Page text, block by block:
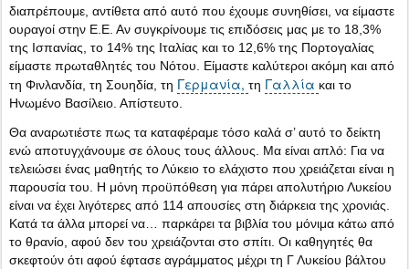
διαπρέπουμε, αντίθετα από αυτό που έχουμε συνηθίσει, να είμαστε
ουραγοί στην Ε.Ε. Αν συγκρίνουμε τις επιδόσεις μας με το 18,3%
της Ισπανίας, το 14% της Ιταλίας και το 12,6% της Πορτογαλίας
είμαστε πρωταθλητές του Νότου. Είμαστε καλύτεροι ακόμη και από
τη Φινλανδία, τη Σουηδία, τη Γερμανία, τη Γαλλία και το
Ηνωμένο Βασίλειο. Απίστευτο.
Θα αναρωτιέστε πως τα καταφέραμε τόσο καλά σ’ αυτό το δείκτη
ενώ αποτυγχάνουμε σε όλους τους άλλους. Μα είναι απλό: Για να
τελειώσει ένας μαθητής το Λύκειο το ελάχιστο που χρειάζεται είναι η
παρουσία του. Η μόνη προϋπόθεση για πάρει απολυτήριο Λυκείου
είναι να έχει λιγότερες από 114 απουσίες στη διάρκεια της χρονιάς.
Κατά τα άλλα μπορεί να… παρκάρει τα βιβλία του μόνιμα κάτω από
το θρανίο, αφού δεν του χρειάζονται στο σπίτι. Οι καθηγητές θα
σκεφτούν ότι αφού έφτασε αγράμματος μέχρι τη Γ Λυκείου βάλτου